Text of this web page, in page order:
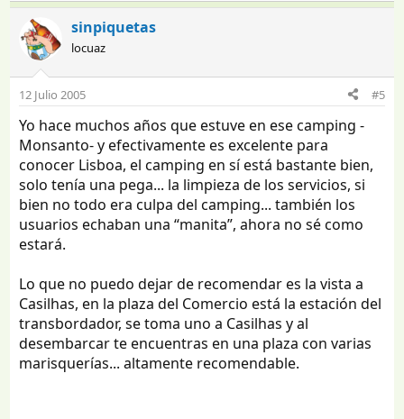
sinpiquetas
locuaz
12 Julio 2005 #5
Yo hace muchos años que estuve en ese camping -
Monsanto- y efectivamente es excelente para
conocer Lisboa, el camping en sí está bastante bien,
solo tenía una pega... la limpieza de los servicios, si
bien no todo era culpa del camping... también los
usuarios echaban una “manita”, ahora no sé como
estará.
Lo que no puedo dejar de recomendar es la vista a
Casilhas, en la plaza del Comercio está la estación del
transbordador, se toma uno a Casilhas y al
desembarcar te encuentras en una plaza con varias
marisquerías... altamente recomendable.